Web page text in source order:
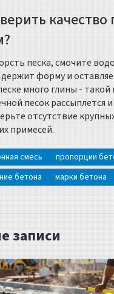
качество
песка, смочите
форму и
много глины -
песок рассыплется
отсутствие
примесей.
смесь
пропорции
бетона
марки бетона
записи